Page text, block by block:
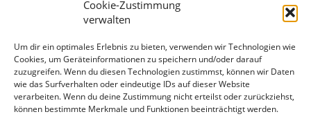
Cookie-Zustimmung
verwalten
Um dir ein optimales Erlebnis zu bieten, verwenden wir Technologien wie
Cookies, um Geräteinformationen zu speichern und/oder darauf
zuzugreifen. Wenn du diesen Technologien zustimmst, können wir Daten
wie das Surfverhalten oder eindeutige IDs auf dieser Website
verarbeiten. Wenn du deine Zustimmung nicht erteilst oder zurückziehst,
können bestimmte Merkmale und Funktionen beeinträchtigt werden.
Verband des Württembergischen
Verkehrsgewerbes e.V.
Telefon: 0711 699 897 15
E-Mail:info@vv-wuerttemberg.de
Geschäftsstelle